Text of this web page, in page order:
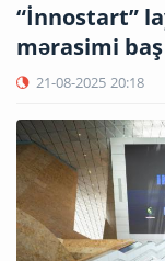
“İnnostart”
mərasimi
21-08-2025 20:18